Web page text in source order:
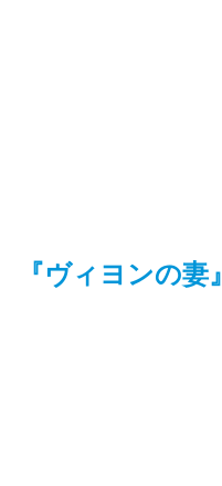
『ヴィヨンの妻』